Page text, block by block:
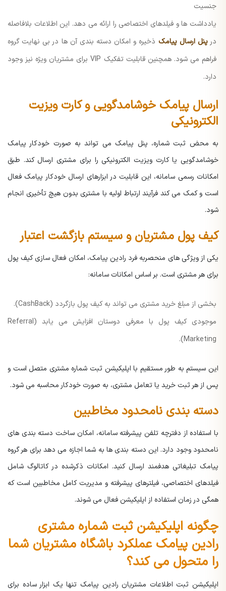
جنسیت
یادداشت ها و فیلدهای اختصاصی را ارائه می دهد. این اطلاعات بلافاصله
درپنل ارسال پیامک ذخیره و امکان دسته بندی آن ها در بی نهایت گروه
فراهم می شود. همچنین قابلیت تفکیک VIP برای مشتریان ویژه نیز وجود
دارد.
ارسال پیامک خوشامدگویی و کارت ویزیت
الکترونیکی
به محض ثبت شماره، پنل پیامک می تواند به صورت خودکار پیامک
خوشامدگویی یا کارت ویزیت الکترونیکی را برای مشتری ارسال کند. طبق
امکانات رسمی سامانه، این قابلیت در ابزارهای ارسال خودکار پیامک فعال
است و کمک می کند فرآیند ارتباط اولیه با مشتری بدون هیچ تأخیری انجام
شود.
کیف پول مشتریان و سیستم بازگشت اعتبار
یکی از ویژگی های منحصربه فرد رادین پیامک، امکان فعال سازی کیف پول
برای هر مشتری است. بر اساس امکانات سامانه:
بخشی از مبلغ خرید مشتری می تواند به کیف پول بازگردد (CashBack).
موجودی کیف پول با معرفی دوستان افزایش می یابد (Referral
Marketing).
این سیستم به طور مستقیم با اپلیکیشن ثبت شماره مشتری متصل است و
پس از هر ثبت خرید یا تعامل مشتری، به صورت خودکار محاسبه می شود.
دسته بندی نامحدود مخاطبین
با استفاده از دفترچه تلفن پیشرفته سامانه، امکان ساخت دسته بندی های
نامحدود وجود دارد. این دسته بندی ها به شما اجازه می دهد برای هر گروه
پیامک تبلیغاتی هدفمند ارسال کنید. امکانات ذکرشده در کاتالوگ شامل
فیلدهای اختصاصی، فیلترهای پیشرفته و مدیریت کامل مخاطبین است که
همگی در زمان استفاده از اپلیکیشن فعال می شوند.
چگونه اپلیکیشن ثبت شماره مشتری
رادین پیامک عملکرد باشگاه مشتریان شما
را متحول می کند؟
اپلیکیشن ثبت اطلاعات مشتریان رادین پیامک تنها یک ابزار ساده برای